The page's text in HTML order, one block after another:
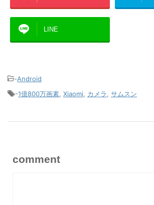
LINE
-Android
-1億800万画素 Xiaomi カメラ サムスン
comment